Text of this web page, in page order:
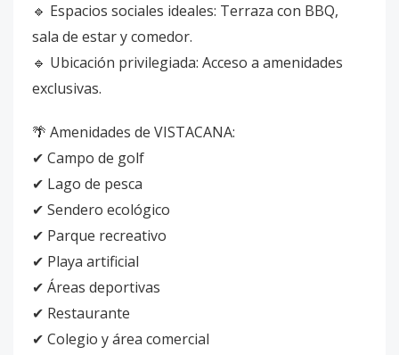
🔹 Espacios sociales ideales: Terraza con BBQ,
sala de estar y comedor.
🔹 Ubicación privilegiada: Acceso a amenidades
exclusivas.
🌴 Amenidades de VISTACANA:
✔ Campo de golf
✔ Lago de pesca
✔ Sendero ecológico
✔ Parque recreativo
✔ Playa artificial
✔ Áreas deportivas
✔ Restaurante
✔ Colegio y área comercial